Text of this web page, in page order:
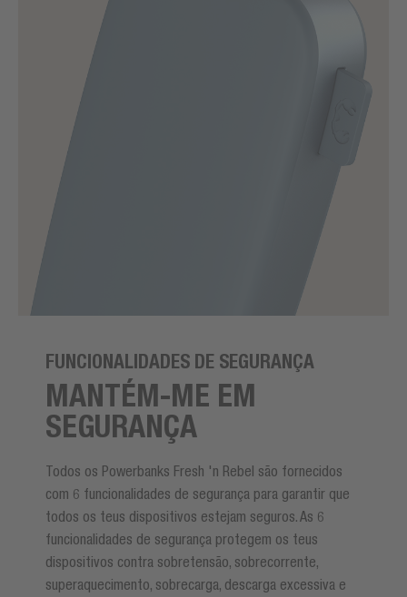
FUNCIONALIDADES DE SEGURANÇA
MANTÉM-ME EM
SEGURANÇA
Todos os Powerbanks Fresh 'n Rebel são fornecidos
com 6 funcionalidades de segurança para garantir que
todos os teus dispositivos estejam seguros. As 6
funcionalidades de segurança protegem os teus
dispositivos contra sobretensão, sobrecorrente,
superaquecimento, sobrecarga, descarga excessiva e